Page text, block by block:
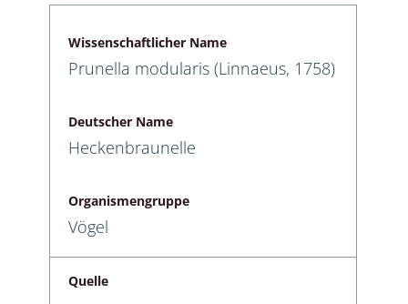
Wissenschaftlicher Name
Prunella modularis (Linnaeus, 1758)
Deutscher Name
Heckenbraunelle
Organismengruppe
Vögel
Quelle